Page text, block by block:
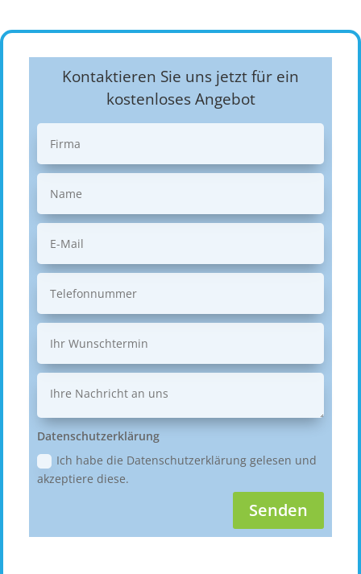
Kontaktieren Sie uns jetzt für ein
kostenloses Angebot
Datenschutzerklärung
Ich habe die Datenschutzerklärung gelesen und
akzeptiere diese.
Senden